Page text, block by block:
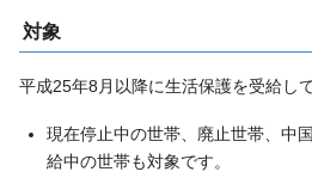
対象
平成25年8月以降に生活保護を受給し
現在停止中の世帯、廃止世帯、中
給中の世帯も対象です。